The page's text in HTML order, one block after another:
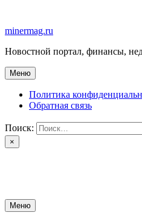
содержимому
minermag.ru
Новостной портал, финансы,
Меню
Политика
Обратная связь
Поиск:
×
Меню